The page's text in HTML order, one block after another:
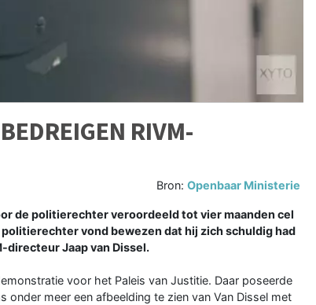
RIVM-
Bron:Openbaar Ministerie
de politierechter veroordeeld tot vier maanden cel
vond bewezen dat hij zich schuldig had
directeur Jaap van Dissel.
voor het Paleis van Justitie. Daar poseerde
meer een afbeelding te zien van Van Dissel met